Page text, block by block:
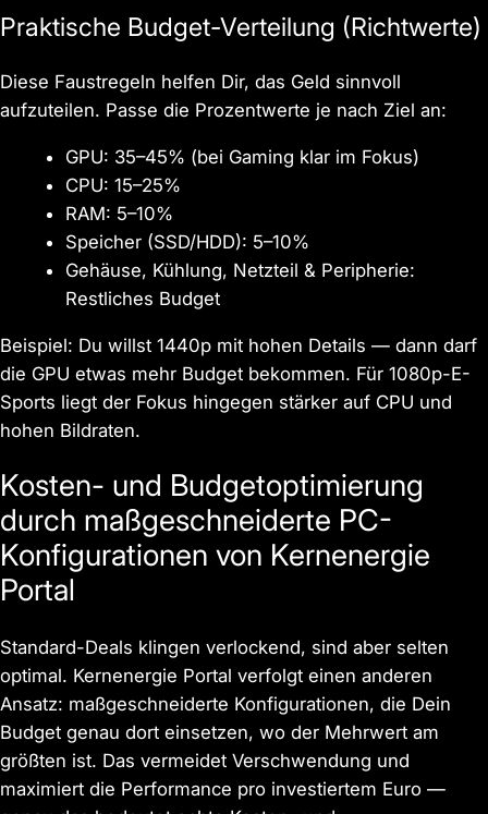
Praktische Budget-Verteilung (Richtwerte)
Diese Faustregeln helfen Dir, das Geld sinnvoll
aufzuteilen. Passe die Prozentwerte je nach Ziel an:
GPU: 35–45% (bei Gaming klar im Fokus)
CPU: 15–25%
RAM: 5–10%
Speicher (SSD/HDD): 5–10%
Gehäuse, Kühlung, Netzteil & Peripherie:
Restliches Budget
Beispiel: Du willst 1440p mit hohen Details — dann darf
die GPU etwas mehr Budget bekommen. Für 1080p-E-
Sports liegt der Fokus hingegen stärker auf CPU und
hohen Bildraten.
Kosten- und Budgetoptimierung
durch maßgeschneiderte PC-
Konfigurationen von Kernenergie
Portal
Standard-Deals klingen verlockend, sind aber selten
optimal. Kernenergie Portal verfolgt einen anderen
Ansatz: maßgeschneiderte Konfigurationen, die Dein
Budget genau dort einsetzen, wo der Mehrwert am
größten ist. Das vermeidet Verschwendung und
maximiert die Performance pro investiertem Euro —